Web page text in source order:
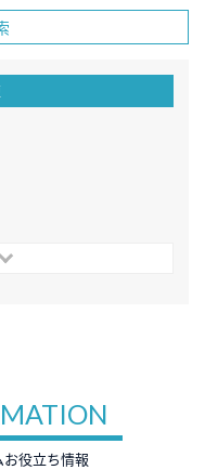
役立ち情報